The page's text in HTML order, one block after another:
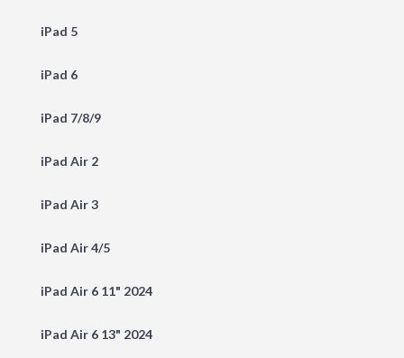
iPad 5
iPad 6
iPad 7/8/9
iPad Air 2
iPad Air 3
iPad Air 4/5
iPad Air 6 11" 2024
iPad Air 6 13" 2024